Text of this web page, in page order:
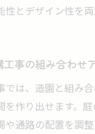
性とデザイン性を
事の組み合わせ
では、造園と組み
を作り出せます。
や通路の配置を調